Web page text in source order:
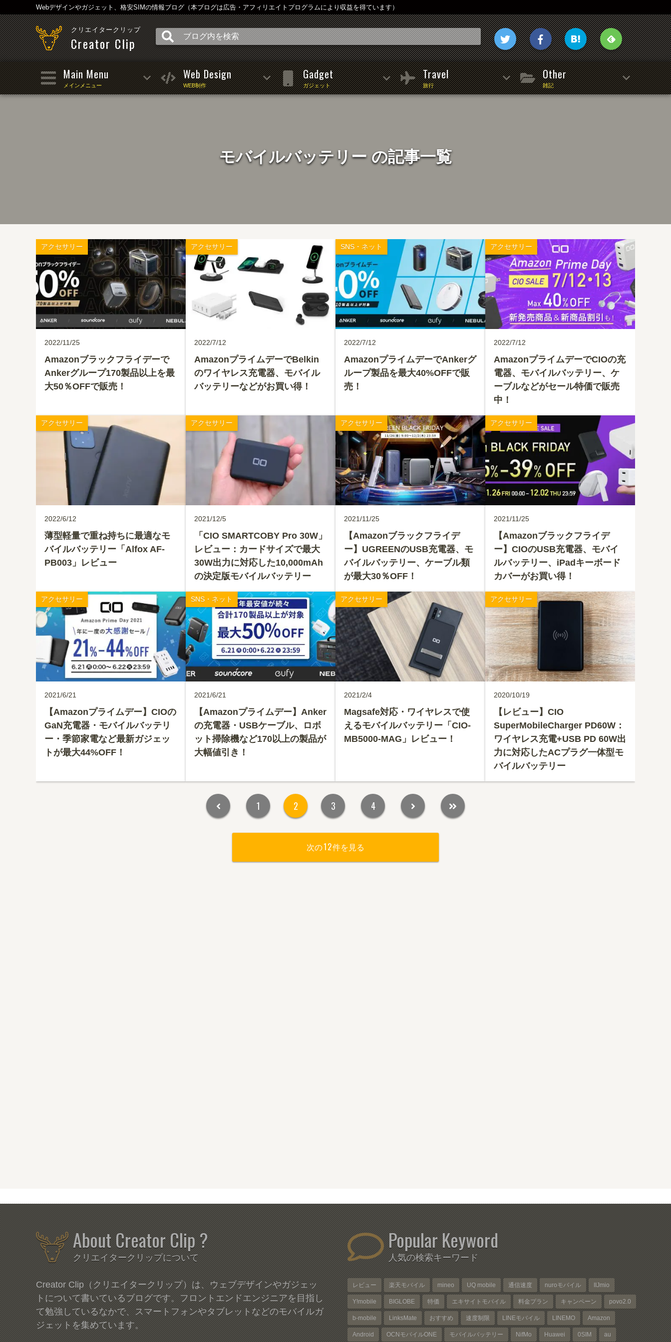
Webデザインやガジェット、格安SIMの情報ブログ（本ブログは広告・アフィリエイトプログラムにより収益を得ています）
クリエイタークリップ
Creator Clip
Main Menu
メインメニュー
Web Design
WEB制作
Gadget
ガジェット
Travel
旅行
Other
雑記
モバイルバッテリー の記事一覧
アクセサリー
2022/11/25
Amazonブラックフライデーで
Ankerグループ170製品以上を最
大50％OFFで販売！
アクセサリー
2022/7/12
AmazonプライムデーでBelkin
のワイヤレス充電器、モバイル
バッテリーなどがお買い得！
SNS・ネット
2022/7/12
AmazonプライムデーでAnkerグ
ループ製品を最大40%OFFで販
売！
アクセサリー
2022/7/12
AmazonプライムデーでCIOの充
電器、モバイルバッテリー、ケ
ーブルなどがセール特価で販売
中！
アクセサリー
2022/6/12
薄型軽量で重ね持ちに最適なモ
バイルバッテリー「Alfox AF-
PB003」レビュー
アクセサリー
2021/12/5
「CIO SMARTCOBY Pro 30W」
レビュー：カードサイズで最大
30W出力に対応した10,000mAh
の決定版モバイルバッテリー
アクセサリー
2021/11/25
【Amazonブラックフライデ
ー】UGREENのUSB充電器、モ
バイルバッテリー、ケーブル類
が最大30％OFF！
アクセサリー
2021/11/25
【Amazonブラックフライデ
ー】CIOのUSB充電器、モバイ
ルバッテリー、iPadキーボード
カバーがお買い得！
アクセサリー
2021/6/21
【Amazonプライムデー】CIOの
GaN充電器・モバイルバッテリ
ー・季節家電など最新ガジェッ
トが最大44%OFF！
SNS・ネット
2021/6/21
【Amazonプライムデー】Anker
の充電器・USBケーブル、ロボ
ット掃除機など170以上の製品が
大幅値引き！
アクセサリー
2021/2/4
Magsafe対応・ワイヤレスで使
えるモバイルバッテリー「CIO-
MB5000-MAG」レビュー！
アクセサリー
2020/10/19
【レビュー】CIO
SuperMobileCharger PD60W：
ワイヤレス充電+USB PD 60W出
力に対応したACプラグ一体型モ
バイルバッテリー
1 2 3 4
次の12件を見る
About Creator Clip ?
クリエイタークリップについて
Creator Clip（クリエイタークリップ）は、ウェブデザインやガジェッ
トについて書いているブログです。フロントエンドエンジニアを目指し
て勉強しているなかで、スマートフォンやタブレットなどのモバイルガ
ジェットを集めています。
Popular Keyword
人気の検索キーワード
レビュー 楽天モバイル mineo UQ mobile 通信速度 nuroモバイル IIJmio
Y!mobile BIGLOBE 特価 エキサイトモバイル 料金プラン キャンペーン povo2.0
b-mobile LinksMate おすすめ 速度制限 LINEモバイル LINEMO Amazon
Android OCNモバイルONE モバイルバッテリー NifMo Huawei 0SIM au